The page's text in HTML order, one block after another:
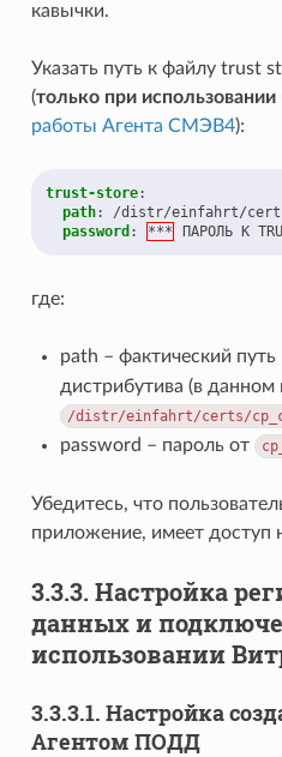
кавычки.
Указать путь к файлу trust
(только при использовании
работы Агента СМЭВ4):
trust-store:
path:
/distr/einfahrt/
password : *** ПАРОЛЬ К
где:
path – фактический путь
дистрибутива (в данном
/distr/einfahrt/certs/
password – пароль от
Убедитесь, что
приложение, имеет доступ
3.3.3. Настройка
данных и
использовании
3.3.3.1. Настройка
Агентом ПОДД